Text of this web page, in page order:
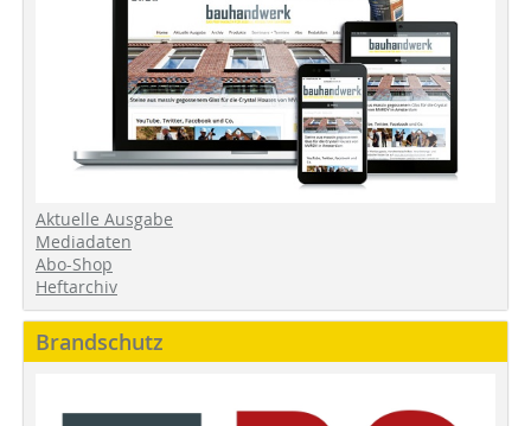
Aktuelle Ausgabe
Mediadaten
Abo-Shop
Heftarchiv
Brandschutz